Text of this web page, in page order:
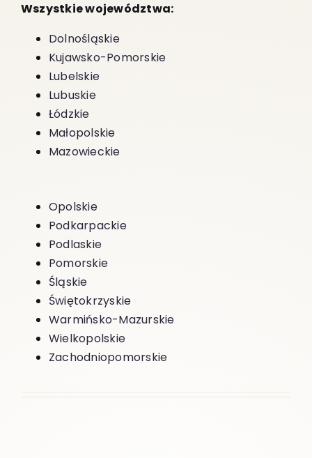
Wszystkie województwa:
Dolnośląskie
Kujawsko-Pomorskie
Lubelskie
Lubuskie
Łódzkie
Małopolskie
Mazowieckie
Opolskie
Podkarpackie
Podlaskie
Pomorskie
Śląskie
Świętokrzyskie
Warmińsko-Mazurskie
Wielkopolskie
Zachodniopomorskie